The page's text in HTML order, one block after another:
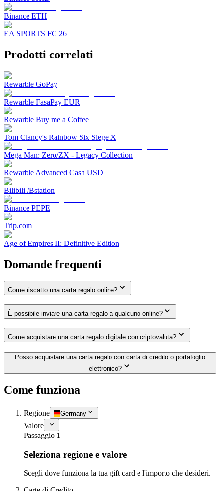
Binance ETH
EA SPORTS FC 26
Prodotti correlati
Rewarble GoPay
Rewarble FasaPay EUR
Rewarble Buy me a Coffee
Tom Clancy's Rainbow Six Siege X
Mega Man: Zero/ZX - Legacy Collection
Rewarble Advanced Cash USD
Bilibili /Bstation
Binance PEPE
Trip.com
Age of Empires II: Definitive Edition
Domande frequenti
Come riscatto una carta regalo online?
È possibile inviare una carta regalo a qualcuno online?
Come acquistare una carta regalo digitale con criptovaluta?
Posso acquistare una carta regalo con carta di credito o portafoglio
elettronico?
Come funziona
Regione Germany
Valore
Passaggio 1
Seleziona regione e valore
Scegli dove funziona la tua gift card e l'importo che desideri.